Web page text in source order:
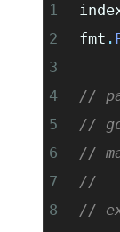
fmt .
//
//
//
//
//